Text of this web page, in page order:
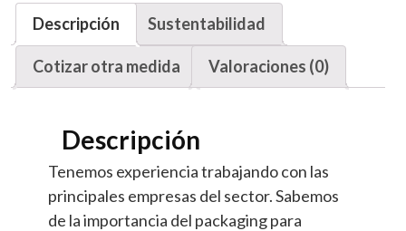
Descripción Sustentabilidad
Cotizar otra medida Valoraciones (0)
Descripción
Tenemos experiencia trabajando con las
principales empresas del sector. Sabemos
de la importancia del packaging para